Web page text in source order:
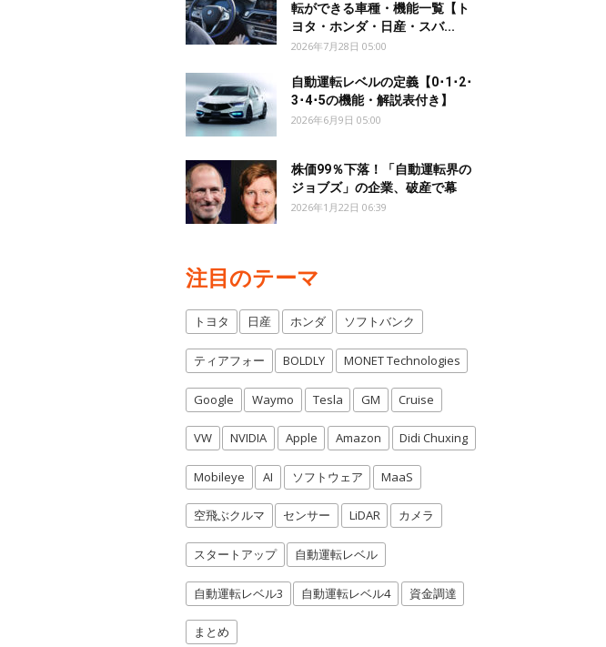
転ができる車種・機能一覧【ト
ヨタ・ホンダ・日産・スバ...
2026年7月28日 05:00
自動運転レベルの定義【0･1･2･
3･4･5の機能・解説表付き】
2026年6月9日 05:00
株価99％下落！「自動運転界の
ジョブズ」の企業、破産で幕
2026年1月22日 06:39
注目のテーマ
トヨタ 日産 ホンダ ソフトバンク
ティアフォー BOLDLY MONET Technologies
Google Waymo Tesla GM Cruise
VW NVIDIA Apple Amazon Didi Chuxing
Mobileye AI ソフトウェア MaaS
空飛ぶクルマ センサー LiDAR カメラ
スタートアップ 自動運転レベル
自動運転レベル3 自動運転レベル4 資金調達
まとめ